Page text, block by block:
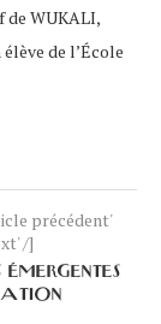
de WUKALI,
de l’École
précédent'
/]